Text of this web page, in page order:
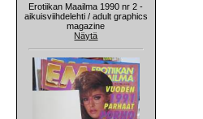
Erotiikan Maailma 1990 nr 2 -
aikuisviihdelehti / adult graphics
magazine
Näytä